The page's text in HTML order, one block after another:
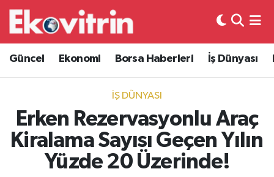
Güncel Ekonomi Borsa Haberleri İş Dünyası
İŞ DÜNYASI
Erken Rezervasyonlu Araç
Kiralama Sayısı Geçen Yılın
Yüzde 20 Üzerinde!
Güncel
Ekonomi
Borsa Haberleri
İş Dünyası
Lojistik
Hava Durumu
Trafik Durumu
Süper Lig Puan Durumu ve Fikstür
Tüm Manşetler
Son Dakika Haberleri